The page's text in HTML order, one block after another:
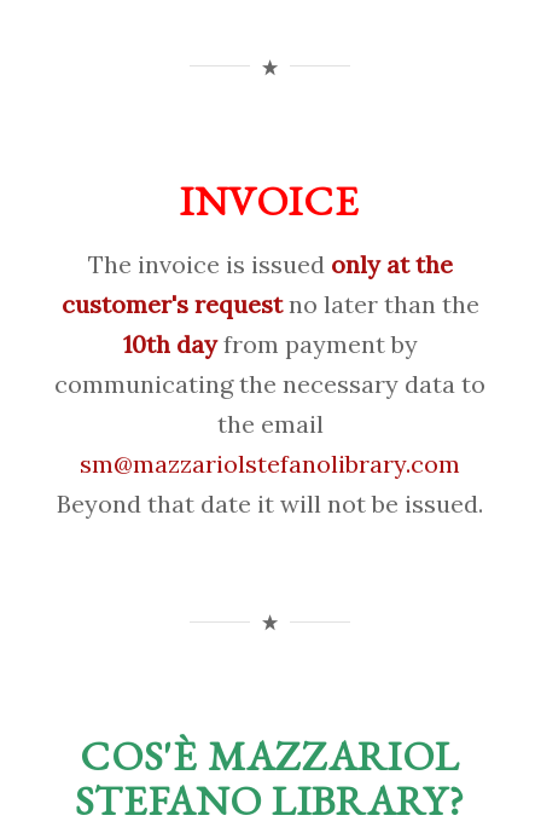
INVOICE
The invoice is issued only at the
customer's requestno later than the
10th dayfrom payment by
communicating the necessary data to
the email
sm@mazzariolstefanolibrary.com
Beyond that date it will not be issued.
COS'È MAZZARIOL
STEFANO LIBRARY?